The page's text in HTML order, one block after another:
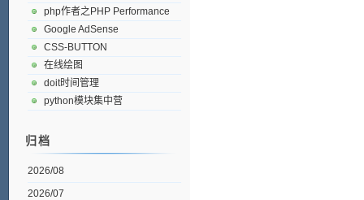
php作者之PHP Performance
Google AdSense
CSS-BUTTON
在线绘图
doit时间管理
python模块集中营
归档
2026/08
2026/07